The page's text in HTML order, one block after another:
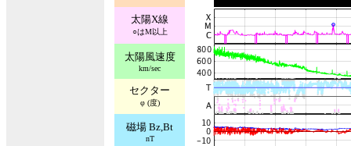
太陽X線
○はM以上
太陽風速度
km/sec
セクター
φ (度)
磁場 Bz,Bt
nT